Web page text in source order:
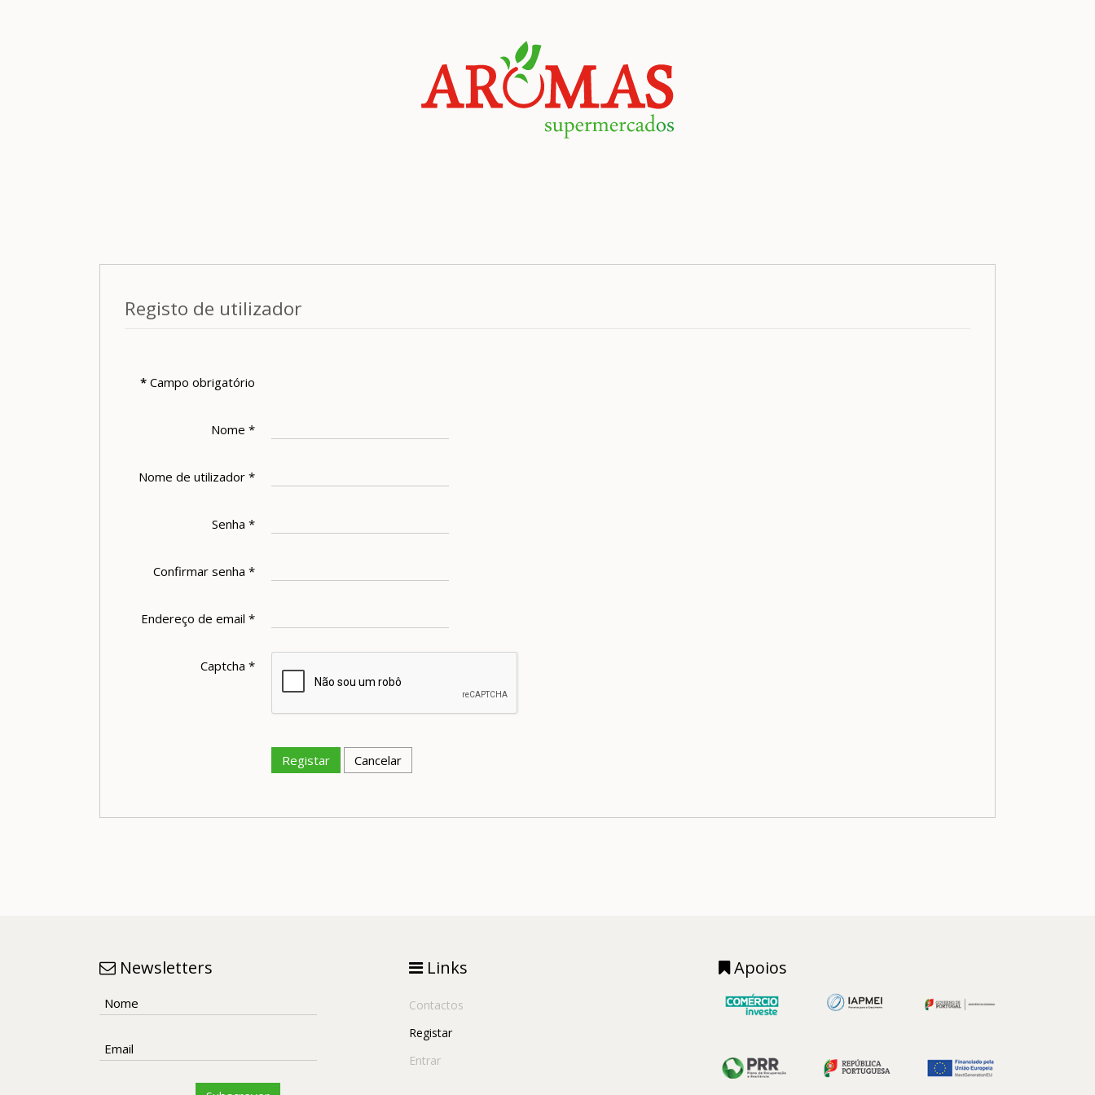
Registo de utilizador
* Campo obrigatório
Nome *
Nome de utilizador *
Senha *
Confirmar senha *
Endereço de email *
Captcha *
Registar Cancelar
Newsletters Links
Contactos
Registar
Entrar
Apoios